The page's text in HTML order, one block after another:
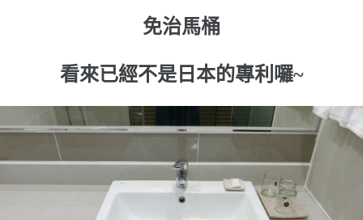
免治馬桶
看來已經不是日本的專利囉~